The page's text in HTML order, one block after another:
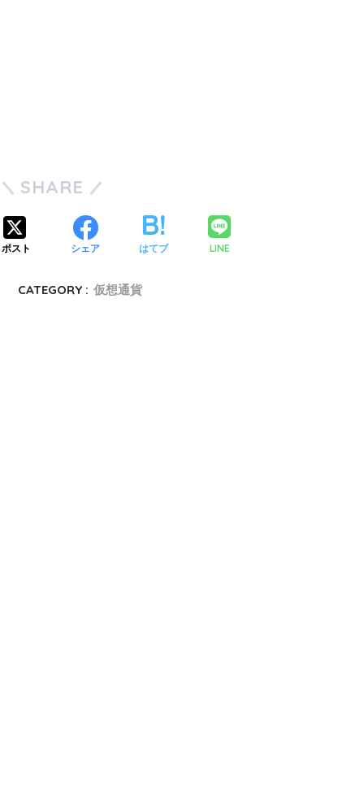
SHARE
ポスト シェア はてブ LINE
CATEGORY : 仮想通貨